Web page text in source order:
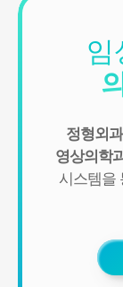
임
정형외
영상의학
시스템을
- 홈페이지, 온라
신청, 서면양식,
3. 서비스 이용과
- IP Address, 쿠키
■ 개인정보의 수집
연세바로척병원에
용하지 않으며 이
- 진료정보: 진단
의 원무 서비스 제